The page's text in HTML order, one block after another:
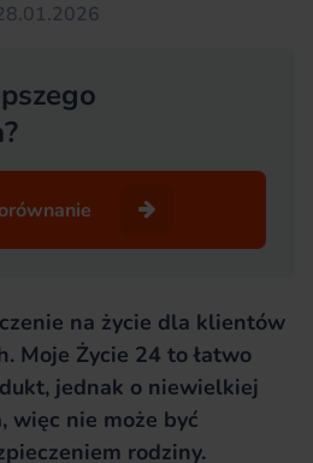
na życie dla klientów
Moje Życie 24 to łatwo
jednak o niewielkiej
więc nie może być
rodziny.